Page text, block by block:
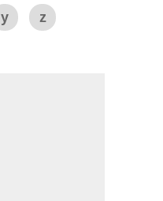
y z